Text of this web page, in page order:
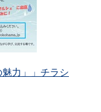
力」」チラシ